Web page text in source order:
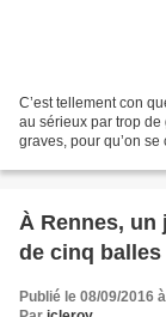
C’est tellement con
au sérieux par trop
graves, pour qu’on
À Rennes, un
de cinq
Publié le 08/09/2016